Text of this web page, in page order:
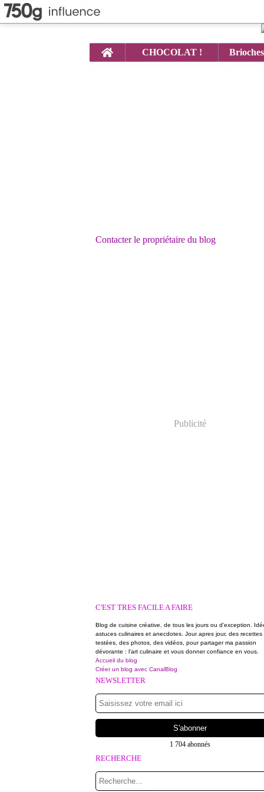
Home CHOCOLAT !
Contacter le propriétaire du blog
Publicité
C'EST TRES FACILE A FAIRE
Blog de cuisine créative, de tous les jours ou d'exception.
astuces culinaires et anecdotes. Jour apres jour, des recettes
testées, des photos, des vidéos, pour partager ma passion
dévorante : l'art culinaire et vous donner confiance en vous.
Accueil du blog
Créer un blog avec CanalBlog
NEWSLETTER
1 704 abonnés
RECHERCHE